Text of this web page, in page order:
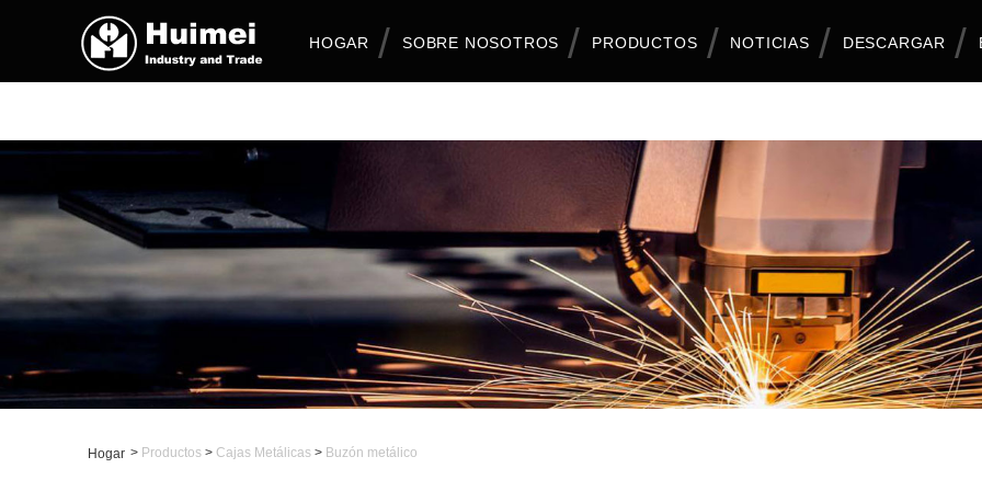
HOGAR SOBRE NOSOTROS PRODUCTOS NOTICIAS DESCARGAR
Hogar > Productos > Cajas Metálicas > Buzón metálico